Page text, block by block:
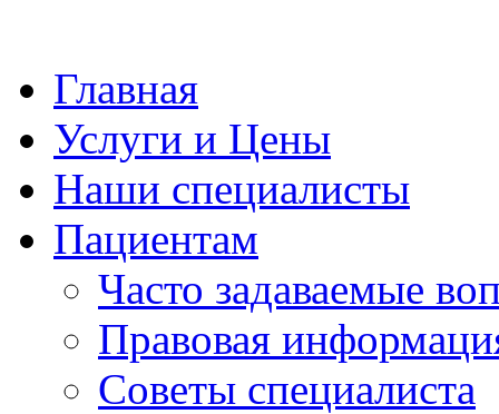
Главная
Услуги и Цены
Наши специалисты
Пациентам
Часто задаваемые
Правовая
Советы специалиста